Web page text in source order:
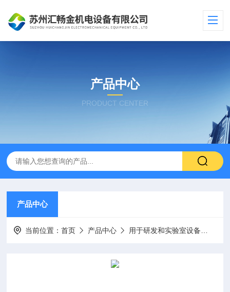
产品中心
PRODUCT CENTER
产品中心
当前位置：首页 产品中心 用于研发和实验室设备